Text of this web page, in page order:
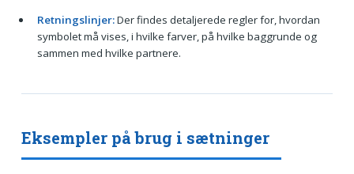
Retningslinjer:Der findes detaljerede regler for, hvordan
symbolet må vises, i hvilke farver, på hvilke baggrunde og
sammen med hvilke partnere.
Eksempler på brug i sætninger